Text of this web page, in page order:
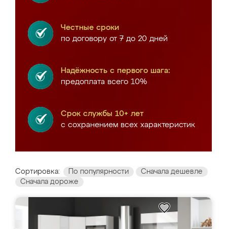
Честные сроки
по договору от 7 до 20 дней
Надёжность с первого шага:
предоплата всего 10%
Срок службы 10+ лет
с сохранением всех характеристик
Сортировка: По популярности
Сначала дешевле
Сначала дороже